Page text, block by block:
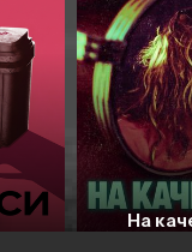
На